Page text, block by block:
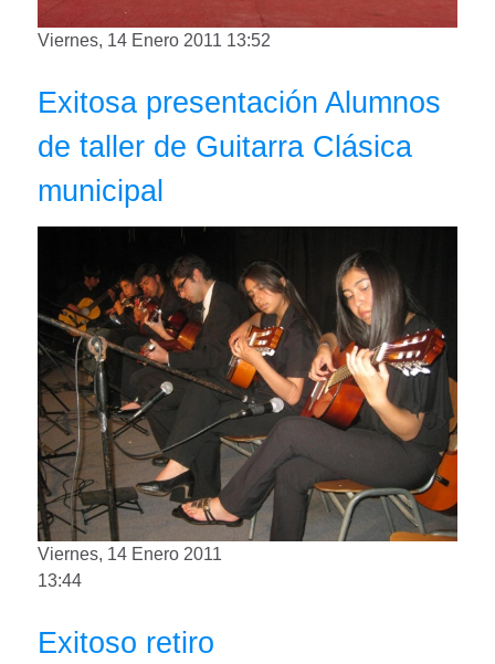
Viernes, 14 Enero 2011 13:52
Exitosa presentación Alumnos
de taller de Guitarra Clásica
municipal
Viernes, 14 Enero 2011
13:44
Exitoso retiro